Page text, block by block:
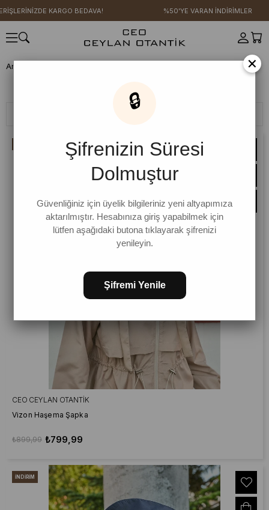
KARGO BEDAVA! %50'YE VARAN İNDİRİMLER
Anasayfa
Şapka
CEO CEYLAN OTANTIK
Vizon Haşema Şapka
₺799,99
₺899,99
İNDIRIM
×
🔒
Şifrenizin Süresi
Dolmuştur
Güvenliğiniz için üyelik bilgileriniz yeni altyapımıza
aktarılmıştır. Hesabınıza giriş yapabilmek için
lütfen aşağıdaki butona tıklayarak şifrenizi
yenileyin.
Şifremi Yenile